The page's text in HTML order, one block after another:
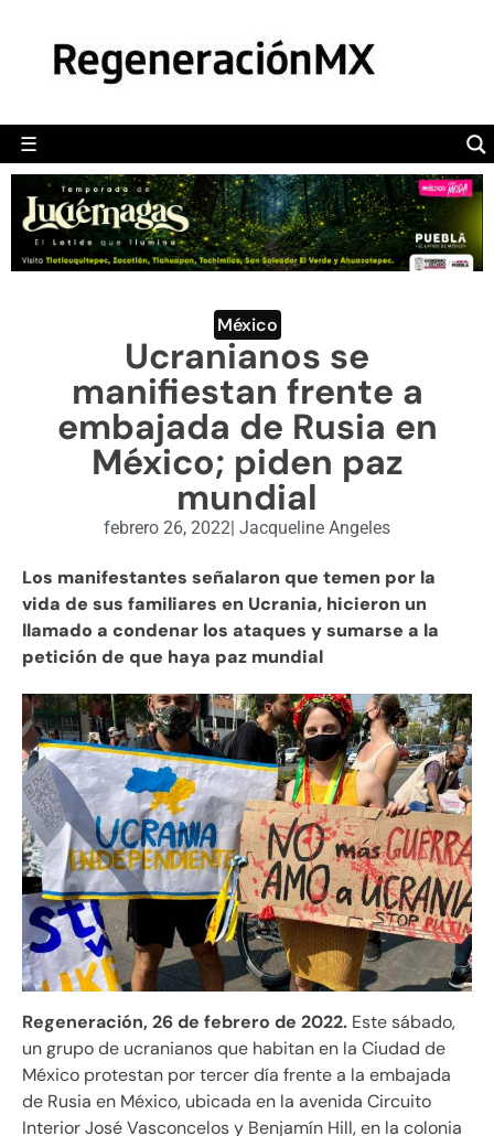
☰
POLÍTICA
CAMALEÓN
OPINIÓN
DEPORTES
ENGLISH SECTION
VIDEOS
México
Ucranianos se
manifiestan frente a
embajada de Rusia en
México; piden paz
mundial
febrero 26, 2022| Jacqueline Angeles
Los manifestantes señalaron que temen por la
vida de sus familiares en Ucrania, hicieron un
llamado a condenar los ataques y sumarse a la
petición de que haya paz mundial
Regeneración, 26 de febrero de 2022. Este sábado,
un grupo de ucranianos que habitan en la Ciudad de
México protestan por tercer día frente a la embajada
de Rusia en México, ubicada en la avenida Circuito
Interior José Vasconcelos y Benjamín Hill, en la colonia